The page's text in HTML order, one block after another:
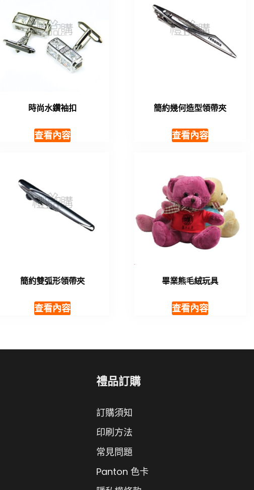
時尚水鑽袖扣
查看內容
簡約幾何造型領帶夾
查看內容
簡約雙弧形領帶夾
查看內容
畢業熊毛絨玩具
查看內容
禮品訂購
訂購須知
印刷方法
常見問題
Panton 色卡